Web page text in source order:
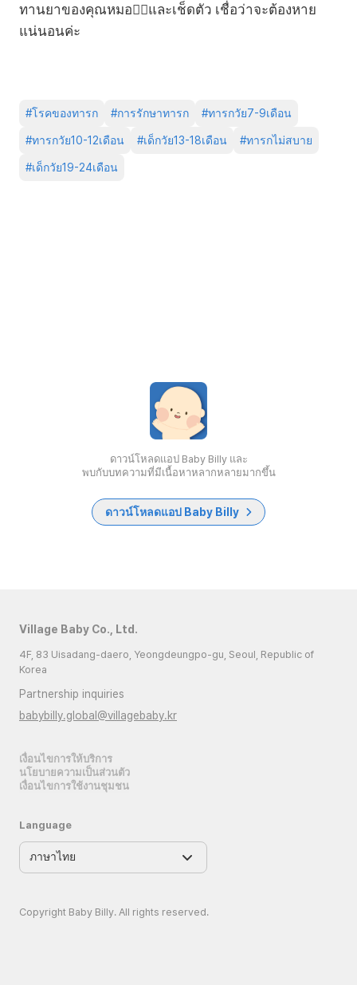
ทานยาของคุณหมอ👩‍⚕️และเช็ดตัว เชื่อว่าจะต้องหาย
แน่นอนค่ะ
#โรคของทารก #การรักษาทารก #ทารกวัย7-9เดือน
#ทารกวัย10-12เดือน #เด็กวัย13-18เดือน #ทารกไม่สบาย
#เด็กวัย19-24เดือน
ดาวน์โหลดแอป Baby Billy และ
พบกับบทความที่มีเนื้อหาหลากหลายมากขึ้น
ดาวน์โหลดแอป Baby Billy
Village Baby Co., Ltd.
4F, 83 Uisadang-daero, Yeongdeungpo-gu, Seoul, Republic of
Korea
Partnership inquiries
babybilly.global@villagebaby.kr
เงื่อนไขการให้บริการ
นโยบายความเป็นส่วนตัว
เงื่อนไขการใช้งานชุมชน
Language
Copyright Baby Billy. All rights reserved.